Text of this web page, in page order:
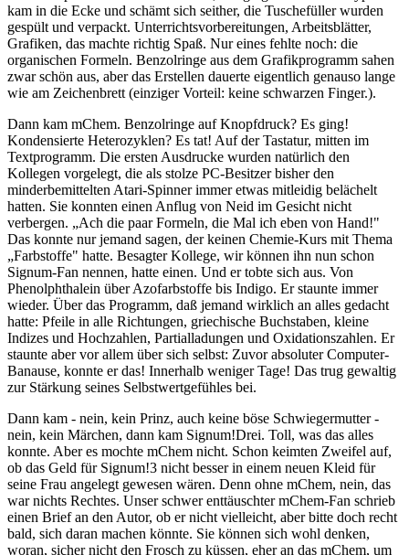
kam in die Ecke und schämt sich seither, die Tuschefüller wurden
gespült und verpackt. Unterrichtsvorbereitungen, Arbeitsblätter,
Grafiken, das machte richtig Spaß. Nur eines fehlte noch: die
organischen Formeln. Benzolringe aus dem Grafikprogramm sahen
zwar schön aus, aber das Erstellen dauerte eigentlich genauso lange
wie am Zeichenbrett (einziger Vorteil: keine schwarzen Finger.).
Dann kam mChem. Benzolringe auf Knopfdruck? Es ging!
Kondensierte Heterozyklen? Es tat! Auf der Tastatur, mitten im
Textprogramm. Die ersten Ausdrucke wurden natürlich den
Kollegen vorgelegt, die als stolze PC-Besitzer bisher den
minderbemittelten Atari-Spinner immer etwas mitleidig belächelt
hatten. Sie konnten einen Anflug von Neid im Gesicht nicht
verbergen. „Ach die paar Formeln, die Mal ich eben von Hand!"
Das konnte nur jemand sagen, der keinen Chemie-Kurs mit Thema
„Farbstoffe" hatte. Besagter Kollege, wir können ihn nun schon
Signum-Fan nennen, hatte einen. Und er tobte sich aus. Von
Phenolphthalein über Azofarbstoffe bis Indigo. Er staunte immer
wieder. Über das Programm, daß jemand wirklich an alles gedacht
hatte: Pfeile in alle Richtungen, griechische Buchstaben, kleine
Indizes und Hochzahlen, Partialladungen und Oxidationszahlen. Er
staunte aber vor allem über sich selbst: Zuvor absoluter Computer-
Banause, konnte er das! Innerhalb weniger Tage! Das trug gewaltig
zur Stärkung seines Selbstwertgefühles bei.
Dann kam - nein, kein Prinz, auch keine böse Schwiegermutter -
nein, kein Märchen, dann kam Signum!Drei. Toll, was das alles
konnte. Aber es mochte mChem nicht. Schon keimten Zweifel auf,
ob das Geld für Signum!3 nicht besser in einem neuen Kleid für
seine Frau angelegt gewesen wären. Denn ohne mChem, nein, das
war nichts Rechtes. Unser schwer enttäuschter mChem-Fan schrieb
einen Brief an den Autor, ob er nicht vielleicht, aber bitte doch recht
bald, sich daran machen könnte. Sie können sich wohl denken,
woran, sicher nicht den Frosch zu küssen, eher an das mChem, um